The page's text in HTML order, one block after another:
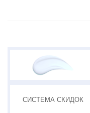
СИСТЕМАСКИДОК